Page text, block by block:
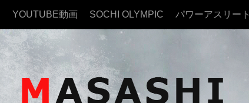
YOUTUBE動画 SOCHI OLYMPIC パワーアスリート